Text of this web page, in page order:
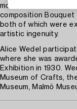
mosaics of Ravenna.
composition Bouquet
both of which were
artistic ingenuity.
Alice Wedel
where she was
Exhibition in 1930.
Museum of Crafts,
Museum, Malmö